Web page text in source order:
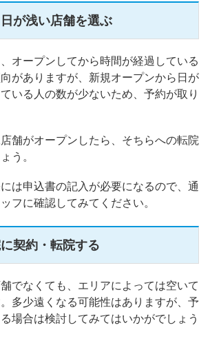
が浅い店舗を選ぶ
オープンしてから時間が経過している
がありますが、新規オープンから日が
いる人の数が少ないため、予約が取り
舗がオープンしたら、そちらへの転院
う。
は申込書の記入が必要になるので、通
フに確認してみてください。
契約・転院する
でなくても、エリアによっては空いて
多少遠くなる可能性はありますが、予
場合は検討してみてはいかがでしょう